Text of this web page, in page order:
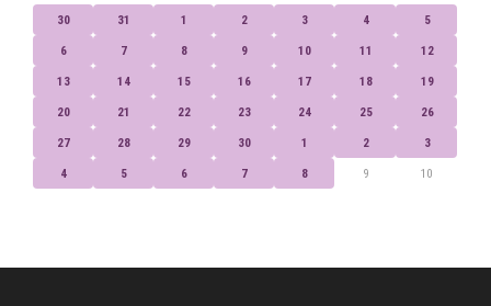
30 31 1 2 3 4 5
6 7 8 9 10 11 12
13 14 15 16 17 18 19
20 21 22 23 24 25 26
27 28 29 30 1 2 3
4 5 6 7 8 9 10